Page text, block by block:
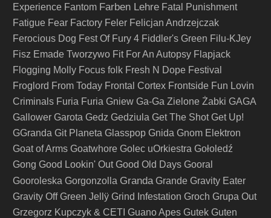
Experience Fantom Farben Lehre Fatal Punishment
Fatigue Fear Factory Feler Felicjan Andrzejczak
Ferocious Dog Fest Of Fury 4 Fiddler's Green Filu-KJey
Fisz Emade Tworzywo Fit For An Autopsy Flapjack
Flogging Molly Focus folk Fresh N Dope Festival
Froglord From Today Frontal Cortex Frontside Fun Lovin
Criminals Furia Furia Gniew Ga-Ga Zielone Żabki GAGA
Gallower Garota Gedz Gedziula Get The Shot Get Up!
GGranda Git Planeta Glasspop Gnida Gnom Elektron
Goat of Arms Goatwhore Golec uOrkiestra Gołoledź
Gong Good Lookin' Out Good Old Days Gooral
Gooroleska Gorgonzolla Granda Grande Gravity Eater
Gravity Off Green Jellÿ Grind Infestation Groch Grupa Out
Grzegorz Kupczyk & CETI Guano Apes Gutek Guten